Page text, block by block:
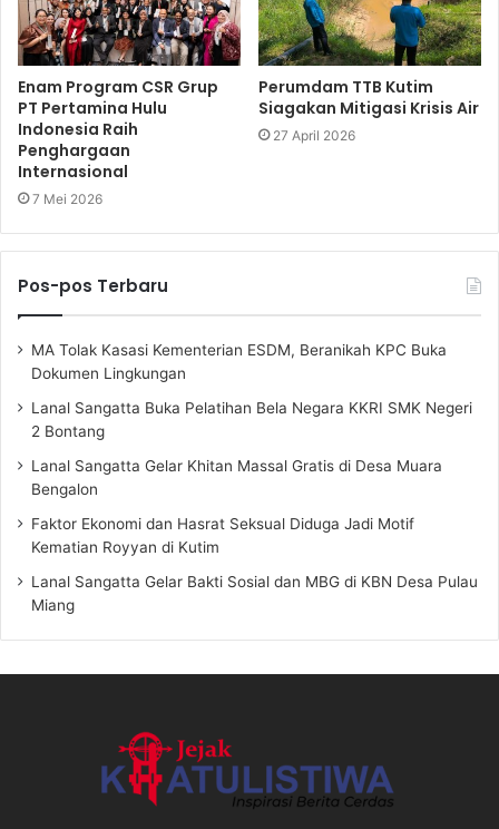
Enam Program CSR Grup
PT Pertamina Hulu
Indonesia Raih
Penghargaan
Internasional
7 Mei 2026
Perumdam TTB Kutim
Siagakan Mitigasi Krisis Air
27 April 2026
Pos-pos Terbaru
MA Tolak Kasasi Kementerian ESDM, Beranikah KPC Buka
Dokumen Lingkungan
Lanal Sangatta Buka Pelatihan Bela Negara KKRI SMK Negeri
2 Bontang
Lanal Sangatta Gelar Khitan Massal Gratis di Desa Muara
Bengalon
Faktor Ekonomi dan Hasrat Seksual Diduga Jadi Motif
Kematian Royyan di Kutim
Lanal Sangatta Gelar Bakti Sosial dan MBG di KBN Desa Pulau
Miang